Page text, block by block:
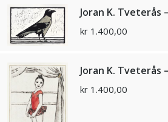
Joran K. Tveterås
kr 1.400,00
Joran K. Tveterås
kr 1.400,00